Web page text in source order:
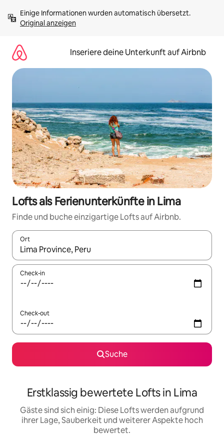
Inhalten
springenOriginal anzeigen
Inseriere deine Unterkunft auf Airbnb
Lofts als Ferienunterkünfte in Lima
Finde und buche einzigartige Lofts auf Airbnb.
Ort
Wenn Ergebnisse verfügbar sind, navigiere mit den
Check-in
Check-out
Suche
Erstklassig bewertete Lofts in Lima
Gäste sind sich einig: Diese Lofts werden aufgrund
ihrer Lage, Sauberkeit und weiterer Aspekte hoch
bewertet.